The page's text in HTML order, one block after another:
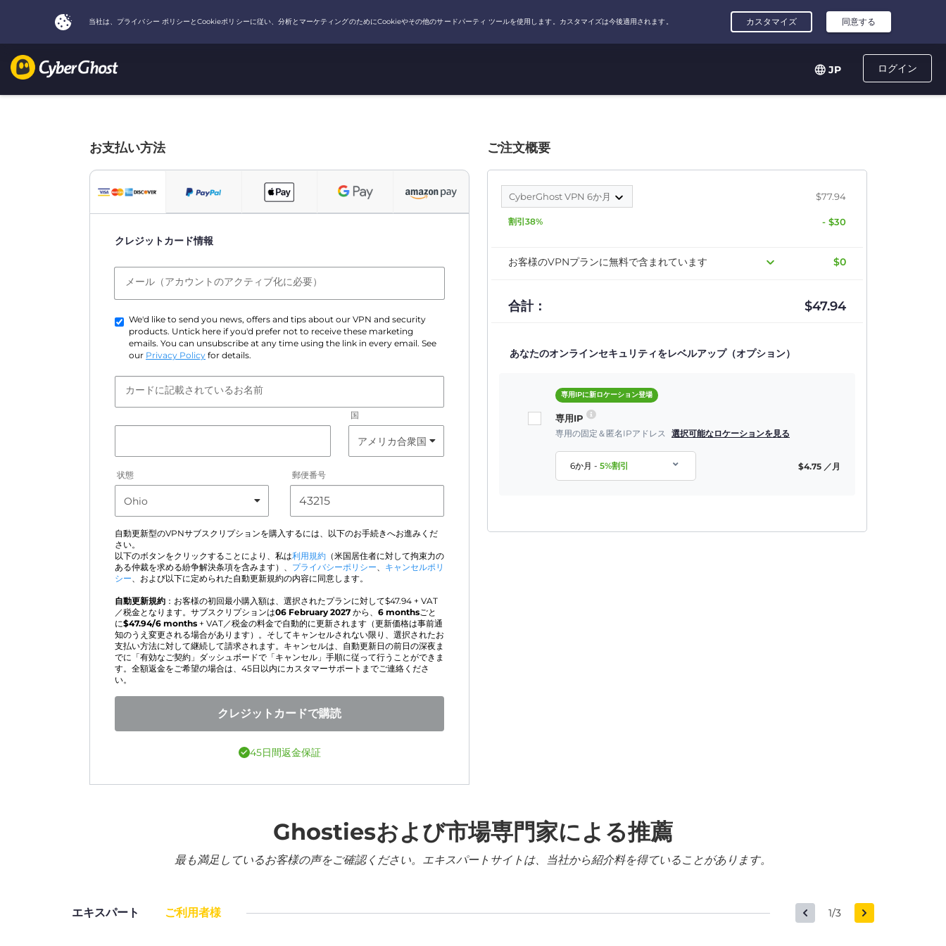
ログイン
JP
お支払い方法
クレジットカード情報
メール（アカウントのアクティブ化に必要）
We'd like to send you news, offers and tips about our VPN and security
products. Untick here if you'd prefer not to receive these marketing
emails. You can unsubscribe at any time using the link in every email. See
our Privacy Policy for details.
カードに記載されているお名前
国
状態 郵便番号
自動更新型のVPNサブスクリプションを購入するには、以下のお手続きへお進みくだ
さい。
以下のボタンをクリックすることにより、私は利用規約 （米国居住者に対して拘束力の
ある仲裁を求める紛争解決条項を含みます）、 プライバシーポリシー、 キャンセルポリ
シー、および以下に定められた自動更新規約の内容に同意します。
自動更新規約 ：お客様の初回最小購入額は、選択されたプランに対して$47.94 + VAT
／税金となります。サブスクリプションは06 February 2027 から、 6 monthsごと
に$47.94/6 months + VAT／税金の料金で自動的に更新されます（更新価格は事前通
知のうえ変更される場合があります）。そしてキャンセルされない限り、選択されたお
支払い方法に対して継続して請求されます。キャンセルは、自動更新日の前日の深夜ま
でに「有効なご契約」ダッシュボードで「キャンセル」手順に従って行うことができま
す。全額返金をご希望の場合は、45日以内にカスタマーサポートまでご連絡くださ
い。
クレジットカードで購読
45日間返金保証
ご注文概要
CyberGhost VPN 6か月 $77.94
割引38% - $30
お客様のVPNプランに無料で含まれています $0
合計： $47.94
あなたのオンラインセキュリティをレベルアップ（オプション）
専用IPに新ロケーション登場
専用IP
専用の固定＆匿名IPアドレス 選択可能なロケーションを見る
6か月-5%割引 $4.75 ／月
Ghostiesおよび市場専門家による推薦
最も満足しているお客様の声をご確認ください。エキスパートサイトは、当社から紹介料を得ていることがあります。
エキスパート ご利用者様 1/3